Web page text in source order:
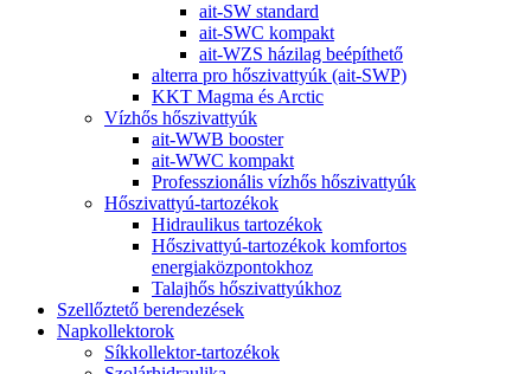
ait-SW standard
ait-SWC kompakt
ait-WZS házilag beépíthető
alterra pro hőszivattyúk (ait-SWP)
KKT Magma és Arctic
Vízhős hőszivattyúk
ait-WWB booster
ait-WWC kompakt
Professzionális vízhős hőszivattyúk
Hőszivattyú-tartozékok
Hidraulikus tartozékok
Hőszivattyú-tartozékok komfortos
energiaközpontokhoz
Talajhős hőszivattyúkhoz
Szellőztető berendezések
Napkollektorok
Síkkollektor-tartozékok